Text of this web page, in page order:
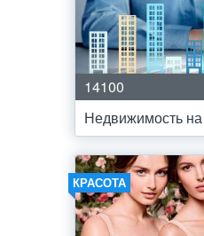
14100
Недвижимость на
КРАСОТА